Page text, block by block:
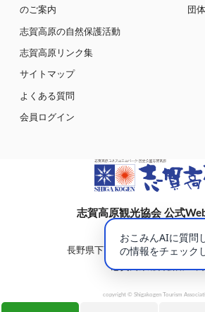
のご案内
志賀高原の自然保護活動
志賀高原リンク集
サイトマップ
よくある質問
会員ログイン
団
志賀高原観光協会 公式
〒381-0401
長野県下高井郡山ノ内町大字平穏
志賀高原総合会館98内
copyright © Shigakogen Tourism